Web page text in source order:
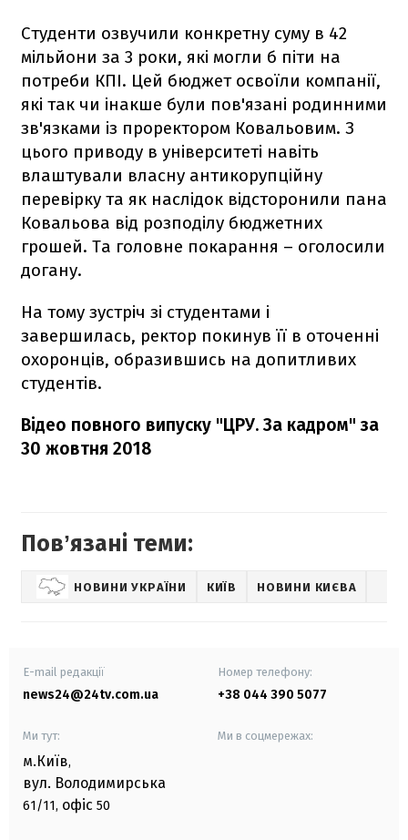
Студенти озвучили конкретну суму в 42
мільйони за 3 роки, які могли б піти на
потреби КПІ. Цей бюджет освоїли компанії,
які так чи інакше були пов'язані родинними
зв'язками із проректором Ковальовим. З
цього приводу в університеті навіть
влаштували власну антикорупційну
перевірку та як наслідок відсторонили пана
Ковальова від розподілу бюджетних
грошей. Та головне покарання – оголосили
догану.
На тому зустріч зі студентами і
завершилась, ректор покинув її в оточенні
охоронців, образившись на допитливих
студентів.
Відео повного випуску "ЦРУ. За кадром" за
30 жовтня 2018
Повʼязані теми:
НОВИНИ УКРАЇНИ КИЇВ НОВИНИ КИЄВА
E-mail редакції
news24@24tv.com.ua
Номер телефону:
+38 044 390 5077
Ми тут:
м.Київ,
вул. Володимирська
61/11, офіс 50
Ми в соцмережах: